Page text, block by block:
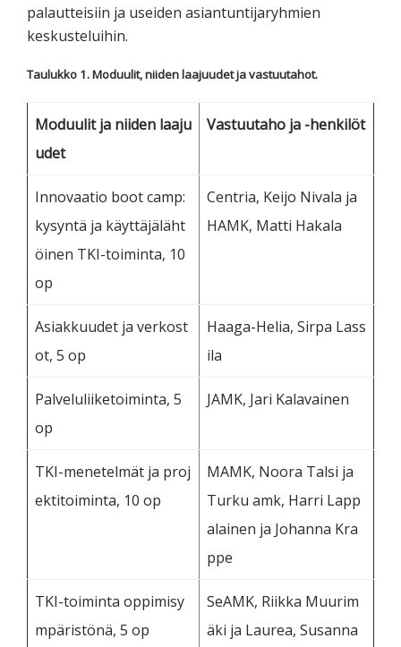
palautteisiin ja useiden asiantuntijaryhmien
keskusteluihin.
Taulukko 1. Moduulit, niiden laajuudet ja vastuutahot.
Moduulit ja niiden laaju
udet
Vastuutaho ja -henkilöt
Innovaatio boot camp:
kysyntä ja käyttäjäläht
öinen TKI-toiminta, 10
op
Centria, Keijo Nivala ja
HAMK, Matti Hakala
Asiakkuudet ja verkost
ot, 5 op
Haaga-Helia, Sirpa Lass
ila
Palveluliiketoiminta, 5
op
JAMK, Jari Kalavainen
TKI-menetelmät ja proj
ektitoiminta, 10 op
MAMK, Noora Talsi ja
Turku amk, Harri Lapp
alainen ja Johanna Kra
ppe
TKI-toiminta oppimisy
mpäristönä, 5 op
SeAMK, Riikka Muurim
äki ja Laurea, Susanna